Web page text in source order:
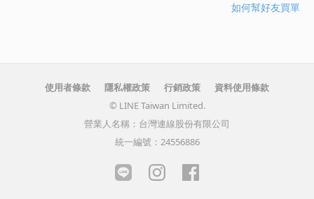
如何幫好友買單
使用者條款 隱私權政策 行銷政策
資料使用條款
© LINE Taiwan Limited.
營業人名稱：台灣連線股份有限公司
統一編號：24556886